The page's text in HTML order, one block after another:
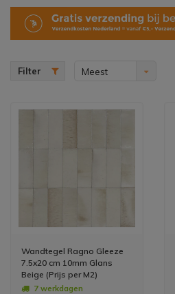
Filter
Meest
Wandtegel Ragno Gleeze
7.5x20 cm 10mm Glans
Beige (Prijs per M2)
7 werkdagen